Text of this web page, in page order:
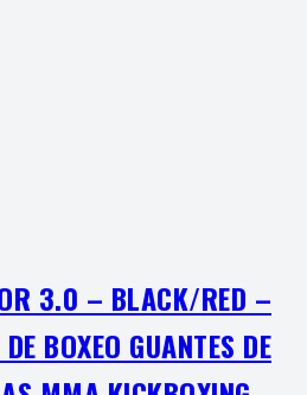
3.0 – BLACK/RED –
BOXEO GUANTES DE